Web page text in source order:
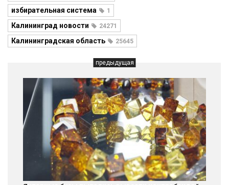
избирательная система 1
Калининград новости 24271
Калининградская область 25645
предыдущая